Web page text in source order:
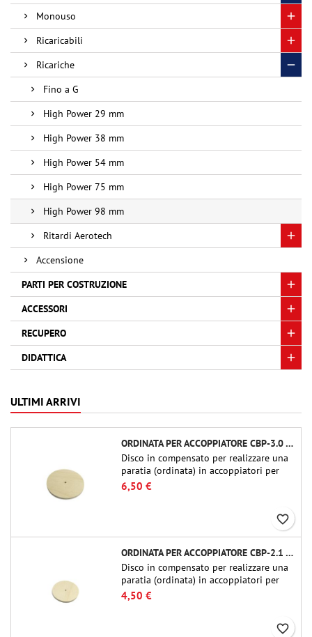
Monouso
Ricaricabili
Ricariche
Fino a G
High Power 29 mm
High Power 38 mm
High Power 54 mm
High Power 75 mm
High Power 98 mm
Ritardi Aerotech
Accensione
PARTI PER COSTRUZIONE
ACCESSORI
RECUPERO
DIDATTICA
ULTIMI ARRIVI
ORDINATA PER ACCOPPIATORE CBP-3.0 - PUBLIC MISSILES LTD.
Disco in compensato per realizzare una
paratia (ordinata) in accoppiatori per
tubi Public Missiles Ltd. da 54 mm (PT-
2.1 o QT-2.1)
6,50 €
favorite_border
ORDINATA PER ACCOPPIATORE CBP-2.1 - PUBLIC MISSILES LTD.
Disco in compensato per realizzare una
paratia (ordinata) in accoppiatori per
tubi Public Missiles Ltd. da 54 mm (PT-
2.1 o QT-2.1)
4,50 €
favorite_border